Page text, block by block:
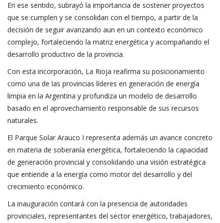
En ese sentido, subrayó la importancia de sostener proyectos
que se cumplen y se consolidan con el tiempo, a partir de la
decisión de seguir avanzando aun en un contexto económico
complejo, fortaleciendo la matriz energética y acompañando el
desarrollo productivo de la provincia.
Con esta incorporación, La Rioja reafirma su posicionamiento
como una de las provincias líderes en generación de energía
limpia en la Argentina y profundiza un modelo de desarrollo
basado en el aprovechamiento responsable de sus recursos
naturales.
El Parque Solar Arauco I representa además un avance concreto
en materia de soberanía energética, fortaleciendo la capacidad
de generación provincial y consolidando una visión estratégica
que entiende a la energía como motor del desarrollo y del
crecimiento económico.
La inauguración contará con la presencia de autoridades
provinciales, representantes del sector energético, trabajadores,